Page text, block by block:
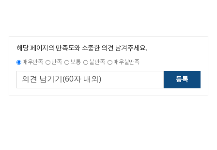
해당 페이지의 만족도와 소중한 의견 남겨주세요.
매우만족 만족 보통 불만족 매우불만족
등록